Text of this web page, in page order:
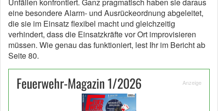
Unfällen konfrontiert. Ganz pragmatisch haben sie daraus
eine besondere Alarm- und Ausrückeordnung abgeleitet,
die sie im Einsatz flexibel macht und gleichzeitig
verhindert, dass die Einsatzkräfte vor Ort improvisieren
müssen. Wie genau das funktioniert, lest Ihr im Bericht ab
Seite 80.
Feuerwehr-Magazin 1/2026 Anzeige